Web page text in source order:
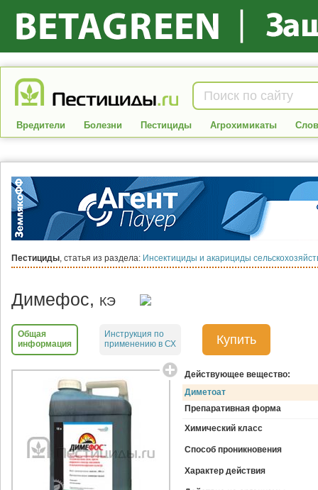
Вредители Болезни Пестициды Агрохимикаты
Пестициды, статья из раздела: Инсектициды и акарициды
Димефос, КЭ
Общая
информация
Инструкция по
применению в СХ
Купить
Действующее вещество:
Диметоат
Препаративная форма
Химический класс
Способ проникновения
Характер действия